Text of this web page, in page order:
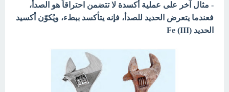
- مثال آخر على عملية أكسدة لا تتضمن احتراقاً هو الصدأ،
فعندما يتعرض الحديد للصدأ، فإنه يتأكسد ببطء، ويُكوّن أكسيد
الحديد (Fe (III